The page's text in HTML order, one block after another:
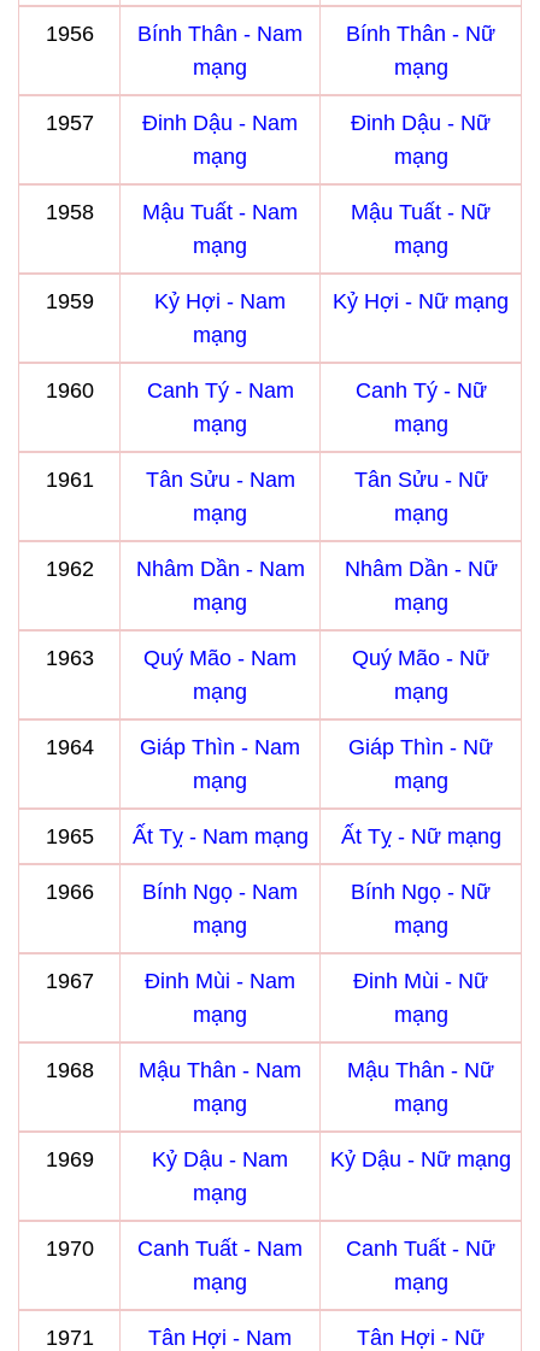
1956
Bính Thân - Nam
mạng
Bính Thân - Nữ
mạng
1957
Đinh Dậu - Nam
mạng
Đinh Dậu - Nữ
mạng
1958
Mậu Tuất - Nam
mạng
Mậu Tuất - Nữ
mạng
1959
Kỷ Hợi - Nam
mạng
Kỷ Hợi - Nữ mạng
1960
Canh Tý - Nam
mạng
Canh Tý - Nữ
mạng
1961
Tân Sửu - Nam
mạng
Tân Sửu - Nữ
mạng
1962
Nhâm Dần - Nam
mạng
Nhâm Dần - Nữ
mạng
1963
Quý Mão - Nam
mạng
Quý Mão - Nữ
mạng
1964
Giáp Thìn - Nam
mạng
Giáp Thìn - Nữ
mạng
1965 Ất Tỵ - Nam mạng Ất Tỵ - Nữ mạng
1966
Bính Ngọ - Nam
mạng
Bính Ngọ - Nữ
mạng
1967
Đinh Mùi - Nam
mạng
Đinh Mùi - Nữ
mạng
1968
Mậu Thân - Nam
mạng
Mậu Thân - Nữ
mạng
1969
Kỷ Dậu - Nam
mạng
Kỷ Dậu - Nữ mạng
1970
Canh Tuất - Nam
mạng
Canh Tuất - Nữ
mạng
1971
Tân Hợi - Nam
Tân Hợi - Nữ